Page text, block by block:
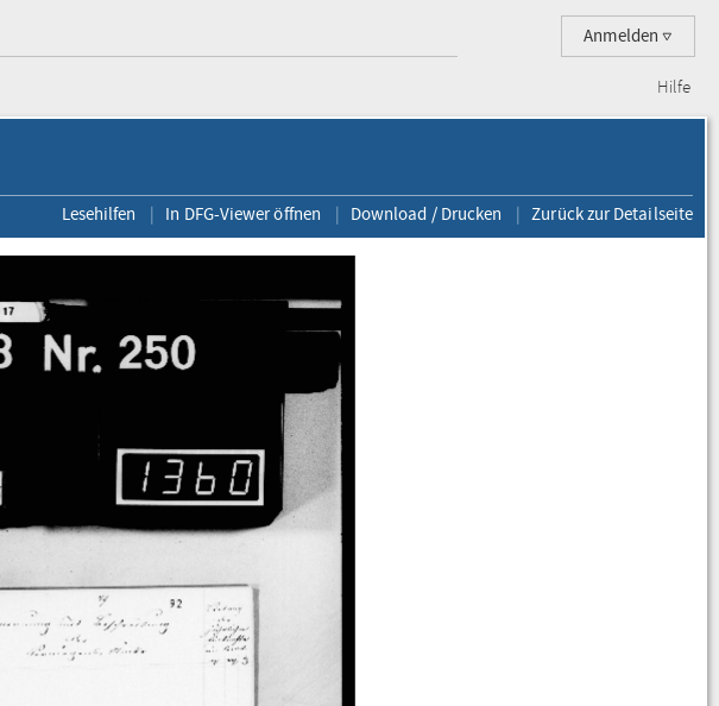
Anmelden
Hilfe
Lesehilfen In DFG-Viewer öffnen Download / Drucken Zurück zur Detailseite